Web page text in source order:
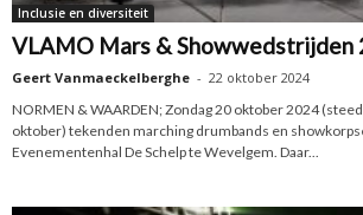
Inclusie en diversiteit
VLAMO Mars & Showwedstrijden
Geert Vanmaeckelberghe - 22 oktober 2024
NORMEN & WAARDEN; Zondag 20 oktober 2024
oktober) tekenden marching drumbands en
Evenementenhal De Schelp te Wevelgem. Daar...